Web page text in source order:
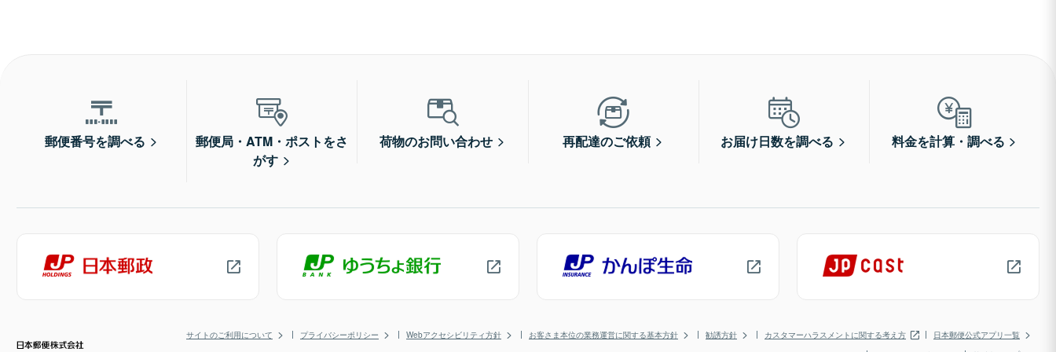
郵便番号を調べる
郵便局・ATM・ポストをさ
がす
荷物のお問い合わせ 再配達のご依頼 お届け日数を調べる 料金を計算・調べる
サイトのご利用について プライバシーポリシー Webアクセシビリティ方針 お客さま本位の業務運営に関する基本方針 勧誘方針 カスタマーハラスメントに関する考え方
日本郵便公式アプリ一覧